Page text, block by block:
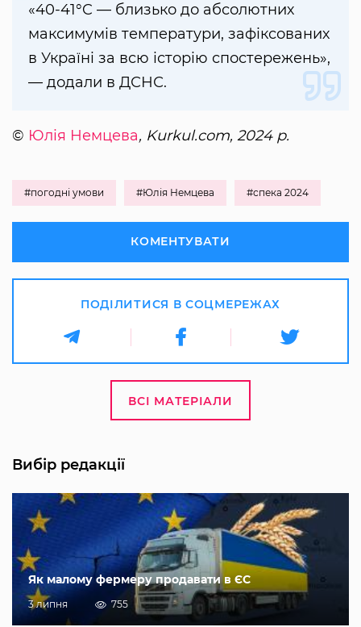
«40-41°C — близько до абсолютних
максимумів температури, зафіксованих
в Україні за всю історію спостережень»,
— додали в ДСНС.
© Юлія Немцева, Kurkul.com, 2024 р.
#погодні умови #Юлія Немцева #спека 2024
КОМЕНТУВАТИ
ПОДІЛИТИСЯ В СОЦМЕРЕЖАХ
ВСІ МАТЕРІАЛИ
Вибір редакції
Як малому фермеру продавати в ЄС
3 липня 755